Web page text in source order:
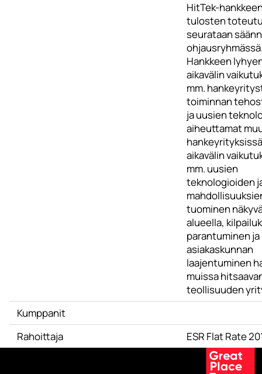
HitTek-
tulosten
seurataan
Hankkeen
aikavälin
mm.
toiminnan
ja uusien
aiheuttamat
aikavälin
mm. uusien
teknologioiden
tuominen
alueella,
parantuminen ja
asiakaskunnan
laajentuminen
muissa
teollisuuden
Kumppanit
Rahoittaja
ESR Flat Rate